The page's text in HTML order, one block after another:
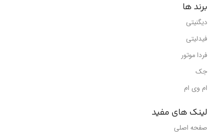
برند ها
دیگنیتی
فیدلیتی
فردا موتور
جک
ام وی ام
لینک های مفید
صفحه اصلی